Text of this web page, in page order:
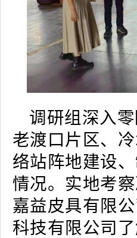
调研组深入
老渡口片区、
络站阵地建设
情况。实地考
嘉益皮具有限
科技有限公司